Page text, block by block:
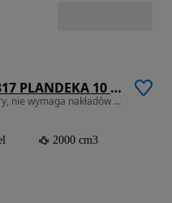
Mercedes-Benz SPRINTER 317 PLANDEKA 10 PALET WEBASTO TEMPOMAT KLIMATYZACJA 170KM
2000 cm3 • 170 KM • stan bardzo dobry, nie wymaga nakładów finansowcyh, dostępny od ręki
2000 cm3